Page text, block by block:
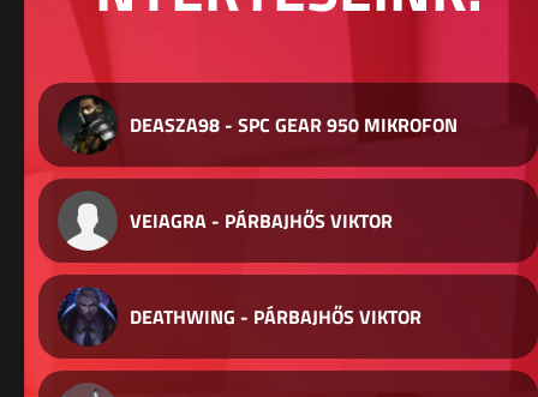
DEASZA98 - SPC GEAR 950 MIKROFON
VEIAGRA - PÁRBAJHŐS VIKTOR
DEATHWING - PÁRBAJHŐS VIKTOR